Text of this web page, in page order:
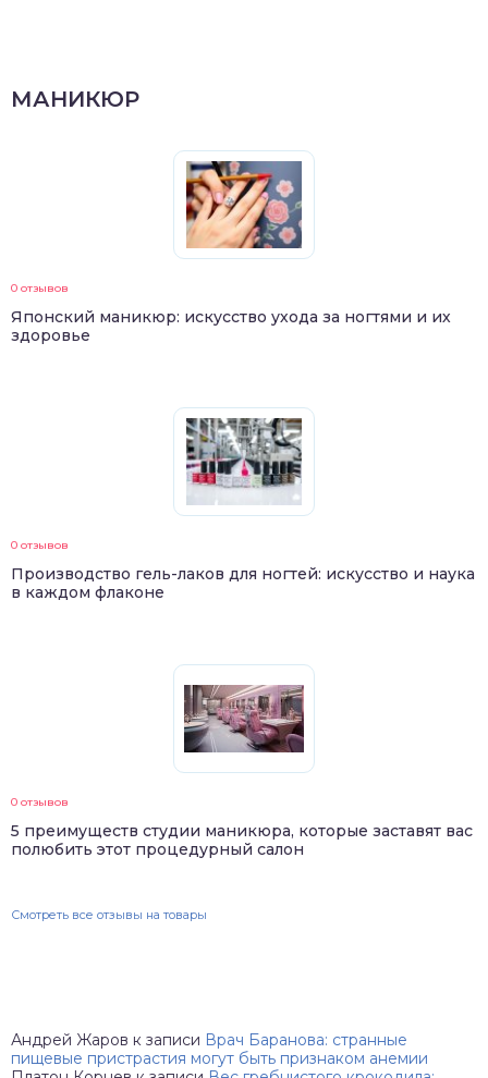
МАНИКЮР
0 отзывов
Японский маникюр: искусство ухода за ногтями и их
здоровье
0 отзывов
Производство гель-лаков для ногтей: искусство и наука
в каждом флаконе
0 отзывов
5 преимуществ студии маникюра, которые заставят вас
полюбить этот процедурный салон
Смотреть все отзывы на товары
Андрей Жаров к записи Врач Баранова: странные
пищевые пристрастия могут быть признаком анемии